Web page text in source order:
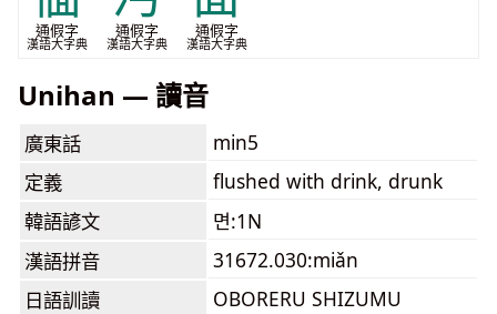
通假字
漢語大字典
通假字
漢語大字典
通假字
漢語大字典
Unihan — 讀音
廣東話
min5
定義
flushed with drink, drunk
韓語諺文
면:1N
漢語拼音
31672.030:miǎn
日語訓讀
OBORERU SHIZUMU